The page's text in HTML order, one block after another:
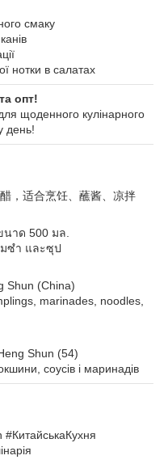
смаку
нотки в салатах
опт!
щоденного кулінарного
день!
，适合烹饪、蘸酱、凉拌
าด 500 มล.
ซำ และซุป
Shun (China)
marinades, noodles,
Shun (54)
соусів і маринадів